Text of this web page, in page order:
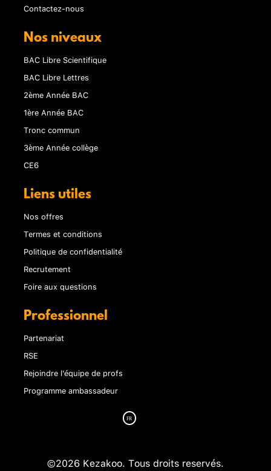
Contactez-nous
Nos niveaux
BAC Libre Scientifique
BAC Libre Lettres
2ème Année BAC
1ère Année BAC
Tronc commun
3ème Année collège
CE6
Liens utiles
Nos offres
Termes et conditions
Politique de confidentialité
Recrutement
Foire aux questions
Professionnel
Partenariat
RSE
Rejoindre l'équipe de profs
Programme ambassadeur
©2026 Kezakoo. Tous droits reservés.